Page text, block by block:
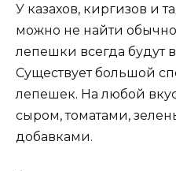
У казахов, киргизов и
можно не найти
лепешки всегда будут
Существует большой
лепешек. На любой
сыром, томатами,
добавками.